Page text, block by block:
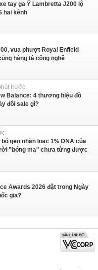
tay ga Ý Lambretta J200 lộ
hai kênh
vua phượt Royal Enfield
hàng tá công nghệ
trước
Balance: 4 thương hiệu đồ
đôi sale gì?
gen nhân loại: 1% DNA của
"bóng ma" chưa từng được
Awards 2026 đặt trong Ngày
gia?